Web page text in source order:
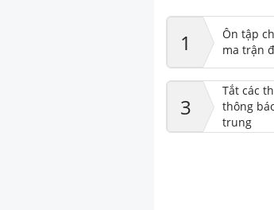
1
Ôn tập
ma trận
3
Tắt các
thông
trung